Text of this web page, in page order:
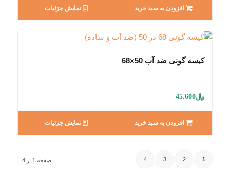
افزودن به سبد خرید نمایش جزئیات
کیسه گونی ضد آب 50×68
﷼45.600
افزودن به سبد خرید نمایش جزئیات
صفحه 1 از 4 1
2
3
4